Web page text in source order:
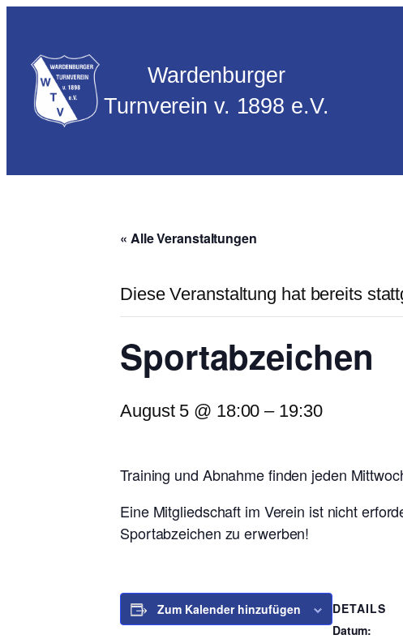
Wardenburger
Turnverein v. 1898 e.V.
« Alle Veranstaltungen
Diese Veranstaltung hat bereits
Sportabzeichen
August 5 @ 18:00 – 19:30
Training und Abnahme finden jeden
Eine Mitgliedschaft im Verein ist nicht
Sportabzeichen zu erwerben!
Zum Kalender hinzufügen
DETAILS
Datum: